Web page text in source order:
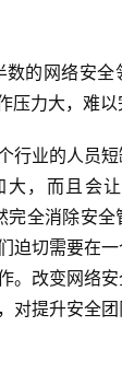
的网络安全
压力大，难以
行业的人员
，而且会
完全消除安
迫切需要在
。改变网络
对提升安全